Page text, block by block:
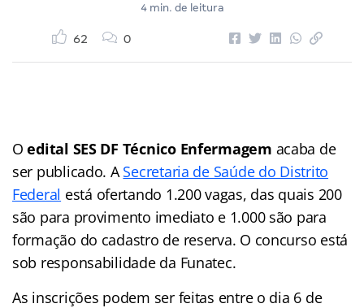
4 min. de leitura
62 0
Oedital SES DF Técnico Enfermagem acaba de
ser publicado. ASecretaria de Saúde do Distrito
Federal está ofertando 1.200 vagas, das quais 200
são para provimento imediato e 1.000 são para
formação do cadastro de reserva. O concurso está
sob responsabilidade da Funatec.
As inscrições podem ser feitas entre o dia 6 de